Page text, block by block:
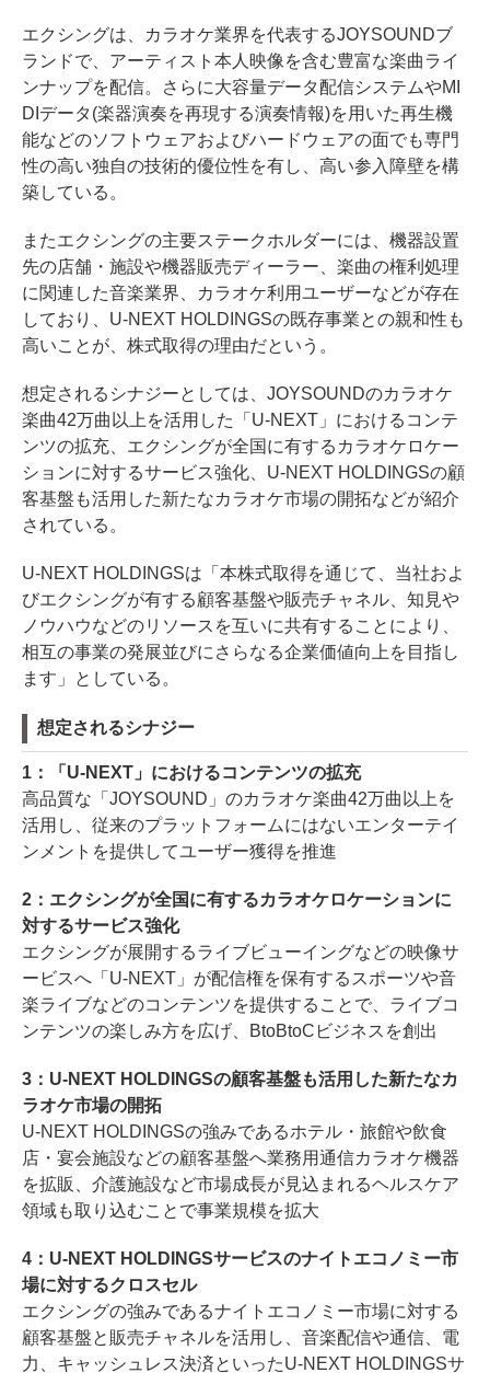
エクシングは、カラオケ業界を代表するJOYSOUNDブ
ランドで、アーティスト本人映像を含む豊富な楽曲ライ
ンナップを配信。さらに大容量データ配信システムやMI
DIデータ(楽器演奏を再現する演奏情報)を用いた再生機
能などのソフトウェアおよびハードウェアの面でも専門
性の高い独自の技術的優位性を有し、高い参入障壁を構
築している。
またエクシングの主要ステークホルダーには、機器設置
先の店舗・施設や機器販売ディーラー、楽曲の権利処理
に関連した音楽業界、カラオケ利用ユーザーなどが存在
しており、U-NEXT HOLDINGSの既存事業との親和性も
高いことが、株式取得の理由だという。
想定されるシナジーとしては、JOYSOUNDのカラオケ
楽曲42万曲以上を活用した「U-NEXT」におけるコンテ
ンツの拡充、エクシングが全国に有するカラオケロケー
ションに対するサービス強化、U-NEXT HOLDINGSの顧
客基盤も活用した新たなカラオケ市場の開拓などが紹介
されている。
U-NEXT HOLDINGSは「本株式取得を通じて、当社およ
びエクシングが有する顧客基盤や販売チャネル、知見や
ノウハウなどのリソースを互いに共有することにより、
相互の事業の発展並びにさらなる企業価値向上を目指し
ます」としている。
想定されるシナジー
1：「U-NEXT」におけるコンテンツの拡充
高品質な「JOYSOUND」のカラオケ楽曲42万曲以上を
活用し、従来のプラットフォームにはないエンターテイ
ンメントを提供してユーザー獲得を推進
2：エクシングが全国に有するカラオケロケーションに
対するサービス強化
エクシングが展開するライブビューイングなどの映像サ
ービスへ「U-NEXT」が配信権を保有するスポーツや音
楽ライブなどのコンテンツを提供することで、ライブコ
ンテンツの楽しみ方を広げ、BtoBtoCビジネスを創出
3：U-NEXT HOLDINGSの顧客基盤も活用した新たなカ
ラオケ市場の開拓
U-NEXT HOLDINGSの強みであるホテル・旅館や飲食
店・宴会施設などの顧客基盤へ業務用通信カラオケ機器
を拡販、介護施設など市場成長が見込まれるヘルスケア
領域も取り込むことで事業規模を拡大
4：U-NEXT HOLDINGSサービスのナイトエコノミー市
場に対するクロスセル
エクシングの強みであるナイトエコノミー市場に対する
顧客基盤と販売チャネルを活用し、音楽配信や通信、電
力、キャッシュレス決済といったU-NEXT HOLDINGSサ